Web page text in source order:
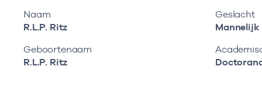
Naam
R.L.P. Ritz
Geboortenaam
R.L.P. Ritz
Geslacht
Mannelijk